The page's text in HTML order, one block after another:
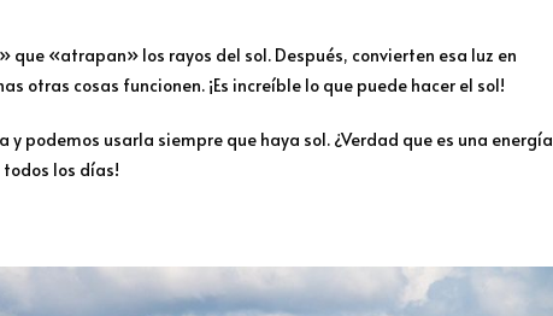
«atrapan» los rayos del sol. Después, convierten esa luz en
otras cosas funcionen. ¡Es increíble lo que puede hacer el sol!
podemos usarla siempre que haya sol. ¿Verdad que es una energía
todos los días!